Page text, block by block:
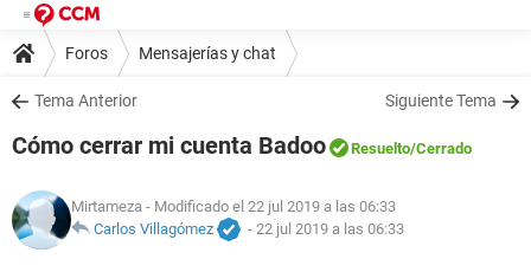
Foros Mensajerías y chat
Tema Anterior Siguiente Tema
Cómo cerrar mi cuenta Badoo Resuelto/Cerrado
Mirtameza - Modificado el 22 jul 2019 a las 06:33
Carlos Villagómez
- 22 jul 2019 a las 06:33